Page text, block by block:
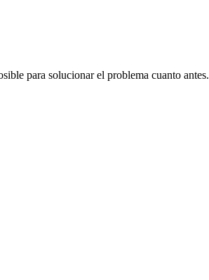
para solucionar el problema cuanto antes.